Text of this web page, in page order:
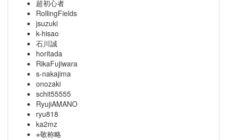
超初心者
RollingFields
jsuzuki
k-hisao
石川誠
horitada
RikaFujiwara
s-nakajima
onozaki
schit55555
RyujiAMANO
ryu818
ka2mz
※敬称略